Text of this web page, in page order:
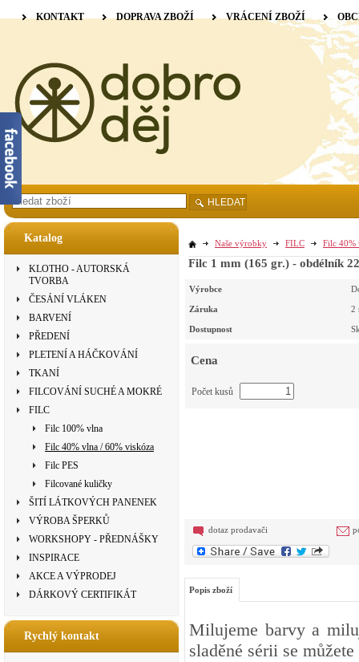
Katalog
KLOTHO - AUTORSKÁ
TVORBA
ČESÁNÍ VLÁKEN
BARVENÍ
PŘEDENÍ
PLETENÍ A HÁČKOVÁNÍ
TKANÍ
FILCOVÁNÍ SUCHÉ A MOKRÉ
FILC
Filc 100% vlna
Filc 40% vlna / 60% viskóza
Filc PES
Filcované kuličky
ŠITÍ LÁTKOVÝCH PANENEK
VÝROBA ŠPERKŮ
WORKSHOPY - PŘEDNÁŠKY
INSPIRACE
AKCE A VÝPRODEJ
DÁRKOVÝ CERTIFIKÁT
Rychlý kontakt
Naše výrobky FILC Filc 40%
Filc 1 mm (165 gr.) - obdélník
Výrobce
Záruka 2
Dostupnost
Cena
Počet kusů
dotaz prodavači
Popis zboží
Milujeme barvy a
sladěné sérii se
KONTAKT DOPRAVA ZBOŽÍ VRÁCENÍ ZBOŽÍ
HLEDAT